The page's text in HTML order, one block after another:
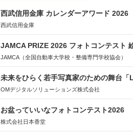
西武信用金庫 カレンダーアワード 2026
西武信用金庫
JAMCA PRIZE 2026 フォトコンテスト
JAMCA（全国自動車大学校・整備専門学校協会）
未来をひらく若手写真家のための舞台「
OMデジタルソリューションズ株式会社
お盆っていいなフォトコンテスト2026
株式会社日本香堂